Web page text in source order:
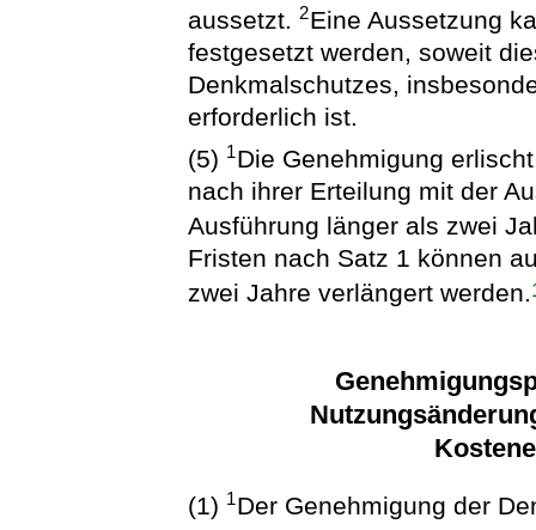
aussetzt.2Eine Aussetzung
festgesetzt werden, soweit
Denkmalschutzes,
erforderlich ist.
(5) 1Die Genehmigung
nach ihrer Erteilung mit der
Ausführung länger als zwei
Fristen nach Satz 1 können
zwei Jahre verlängert werden.
(1) 1Der Genehmigung der